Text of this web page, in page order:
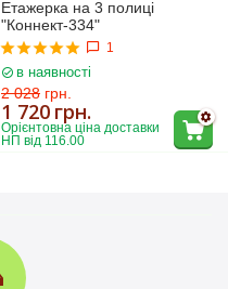
Етажерка на 3 полиці
"Коннект-334"
1
в наявності
2 028 грн.
1 720 грн.
Орієнтовна ціна доставки
НП від 116.00